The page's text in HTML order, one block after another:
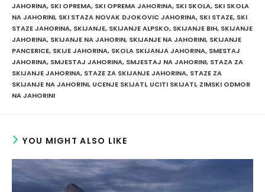
JAHORINA, SKI OPREMA, SKI OPREMA JAHORINA, SKI SKOLA, SKI SKOLA
NA JAHORINI, SKI STAZA NOVAK DJOKOVIC JAHORINA, SKI STAZE, SKI
STAZE JAHORINA, SKIJANJE, SKIJANJE ALPSKO, SKIJANJE BIH, SKIJANJE
JAHORINA, SKIJANJE NA JAHORIN, SKIJANJE NA JAHORINI, SKIJANJE
PANCERICE, SKIJE JAHORINA, SKOLA SKIJANJA JAHORINA, SMESTAJ
JAHORINA, SMJESTAJ JAHORINA, SMJESTAJ NA JAHORINI, STAZA ZA
SKIJANJE JAHORINA, STAZE ZA SKIJANJE JAHORINA, STAZE ZA
SKIJANJE NA JAHORINI, UCENJE SKIJATI, UCITI SKIJATI, ZIMSKI ODMOR
NA JAHORINI
YOU MIGHT ALSO LIKE